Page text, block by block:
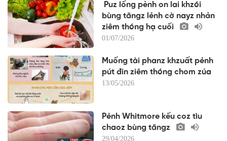
Puz lống pènh on lai khzói
bùng tăngz lẻnh cờ nayz nhản
ziêm thóng hạ cuối
01/07/2026
Muống tài phanz khzuất pẻnh
pút đin ziêm thóng chom zúa
13/05/2026
​Pẻnh Whitmore kếu coz tìu
chaoz bùng tăngz
29/04/2026